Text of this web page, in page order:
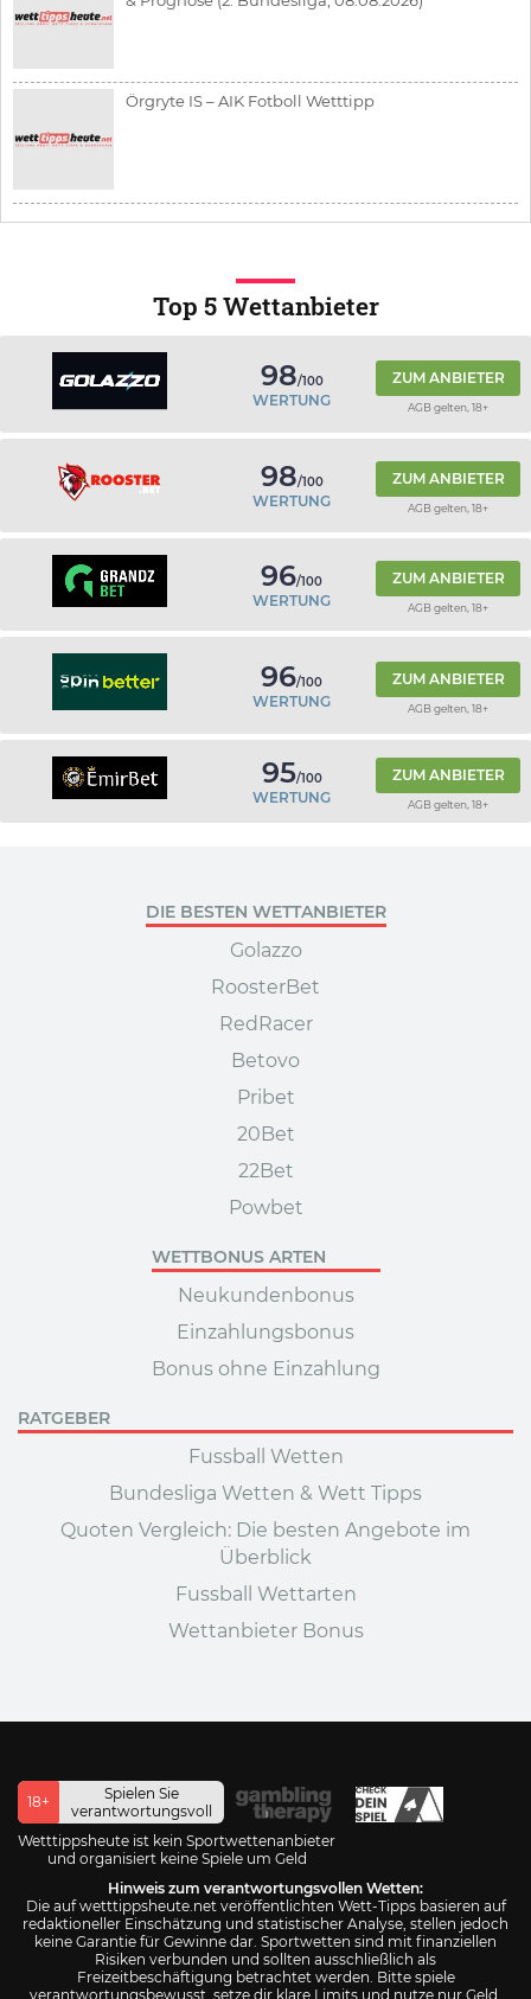
Örgryte IS – AIK Fotboll Wetttipp
Top 5 Wettanbieter
98/100
WERTUNG
ZUM ANBIETER
AGB gelten, 18+
98/100
WERTUNG
ZUM ANBIETER
AGB gelten, 18+
96/100
WERTUNG
ZUM ANBIETER
AGB gelten, 18+
96/100
WERTUNG
ZUM ANBIETER
AGB gelten, 18+
95/100
WERTUNG
ZUM ANBIETER
AGB gelten, 18+
DIE BESTEN WETTANBIETER
Golazzo
RoosterBet
RedRacer
Betovo
Pribet
20Bet
22Bet
Powbet
WETTBONUS ARTEN
Neukundenbonus
Einzahlungsbonus
Bonus ohne Einzahlung
RATGEBER
Fussball Wetten
Bundesliga Wetten & Wett Tipps
Quoten Vergleich: Die besten Angebote im
Überblick
Fussball Wettarten
Wettanbieter Bonus
18+
Spielen Sie
verantwortungsvoll
Wetttippsheute ist kein Sportwettenanbieter
und organisiert keine Spiele um Geld
Hinweis zum verantwortungsvollen Wetten:
Die auf wetttippsheute.net veröffentlichten Wett-Tipps basieren auf
redaktioneller Einschätzung und statistischer Analyse, stellen jedoch
keine Garantie für Gewinne dar. Sportwetten sind mit finanziellen
Risiken verbunden und sollten ausschließlich als
Freizeitbeschäftigung betrachtet werden. Bitte spiele
verantwortungsbewusst, setze dir klare Limits und nutze nur Geld,